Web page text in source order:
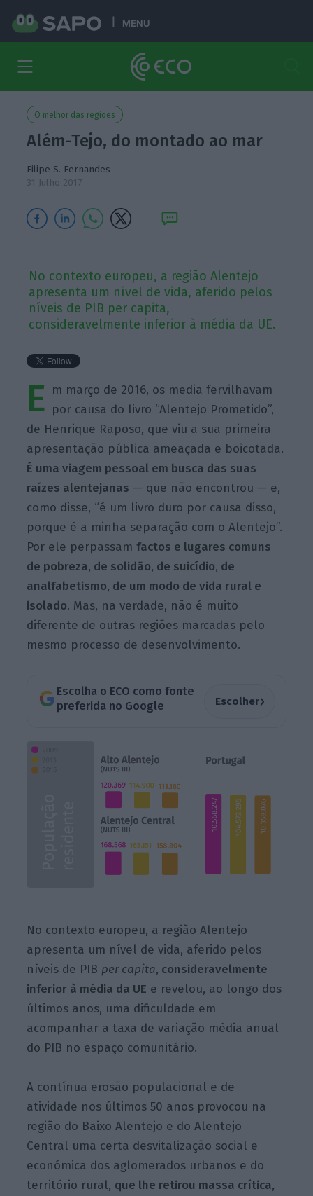
MENU
O melhor das regiões
Além-Tejo, do montado ao mar
Filipe S. Fernandes
31 Julho 2017
No contexto europeu, a região Alentejo
apresenta um nível de vida, aferido pelos
níveis de PIB per capita,
consideravelmente inferior à média da UE.
E m março de 2016, os media fervilhavam
por causa do livro “Alentejo Prometido”,
de Henrique Raposo, que viu a sua primeira
apresentação pública ameaçada e boicotada.
É uma viagem pessoal em busca das suas
raízes alentejanas — que não encontrou — e,
como disse, “é um livro duro por causa disso,
porque é a minha separação com o Alentejo”.
Por ele perpassamfactos e lugares comuns
de pobreza, de solidão, de suicídio, de
analfabetismo, de um modo de vida rural e
isolado. Mas, na verdade, não é muito
diferente de outras regiões marcadas pelo
mesmo processo de desenvolvimento.
Escolha o ECO como fonte
preferida no Google
Escolher›
No contexto europeu, a região Alentejo
apresenta um nível de vida, aferido pelos
níveis de PIB per capita, consideravelmente
inferior à média da UE e revelou, ao longo dos
últimos anos, uma dificuldade em
acompanhar a taxa de variação média anual
do PIB no espaço comunitário.
A contínua erosão populacional e de
atividade nos últimos 50 anos provocou na
região do Baixo Alentejo e do Alentejo
Central uma certa desvitalização social e
económica dos aglomerados urbanos e do
território rural, que lhe retirou massa crítica,